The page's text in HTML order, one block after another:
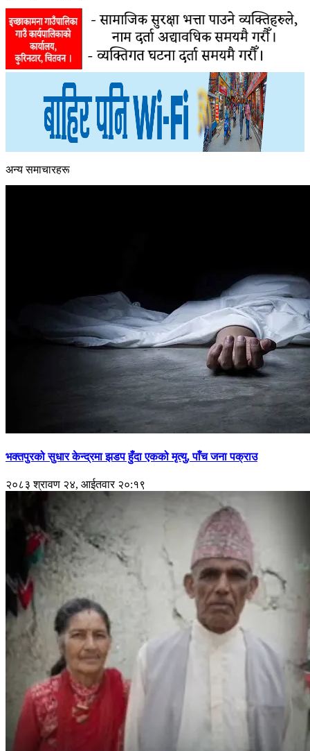
अन्य समाचारहरू
भक्तपुरको सुधार केन्द्रमा झडप हुँदा एकको मृत्यु, पाँच जना पक्राउ
२०८३ श्रावण २४, आईतवार २०:१९